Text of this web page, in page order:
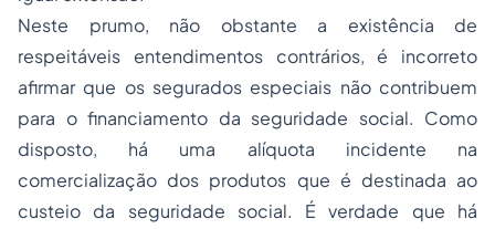
Neste prumo, não obstante a existência de
respeitáveis entendimentos contrários, é incorreto
afirmar que os segurados especiais não contribuem
para o financiamento da seguridade social. Como
disposto, há uma alíquota incidente na
comercialização dos produtos que é destinada ao
custeio da seguridade social. É verdade que há